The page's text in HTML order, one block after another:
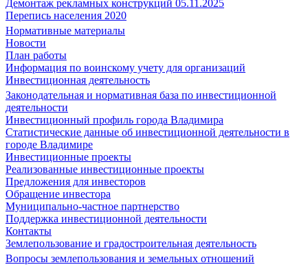
Демонтаж рекламных конструкций 05.11.2025
Перепись населения 2020
Нормативные материалы
Новости
План работы
Информация по воинскому учету для организаций
Инвестиционная деятельность
Законодательная и нормативная база по инвестиционной
деятельности
Инвестиционный профиль города Владимира
Статистические данные об инвестиционной деятельности в
городе Владимире
Инвестиционные проекты
Реализованные инвестиционные проекты
Предложения для инвесторов
Обращение инвестора
Муниципально-частное партнерство
Поддержка инвестиционной деятельности
Контакты
Землепользование и градостроительная деятельность
Вопросы землепользования и земельных отношений